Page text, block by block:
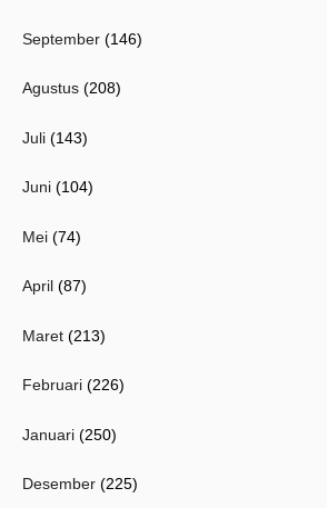
September (146)
Agustus (208)
Juli (143)
Juni (104)
Mei (74)
April (87)
Maret (213)
Februari (226)
Januari (250)
Desember (225)